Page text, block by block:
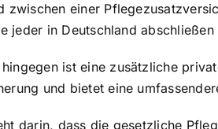
zwischen einer
jeder in Deutschland
ist eine zusätzliche
und bietet eine
darin, dass die gesetzliche